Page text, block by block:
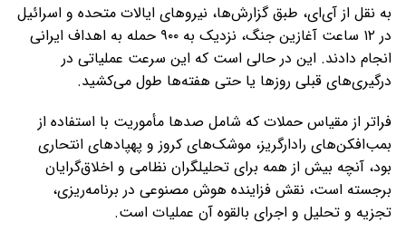
به نقل از آی‌ای، طبق گزارش‌ها، نیروهای ایالات متحده و اسرائیل
در ۱۲ ساعت آغازین جنگ، نزدیک به ۹۰۰ حمله به اهداف ایرانی
انجام دادند. این در حالی است که این سرعت عملیاتی در
درگیری‌های قبلی روزها یا حتی هفته‌ها طول می‌کشید.
فراتر از مقیاس حملات که شامل صدها مأموریت با استفاده از
بمب‌افکن‌های رادارگریز، موشک‌های کروز و پهپادهای انتحاری
بود، آنچه بیش از همه برای تحلیلگران نظامی و اخلاق‌گرایان
برجسته است، نقش فزاینده هوش مصنوعی در برنامه‌ریزی،
تجزیه و تحلیل و اجرای بالقوه آن عملیات است.